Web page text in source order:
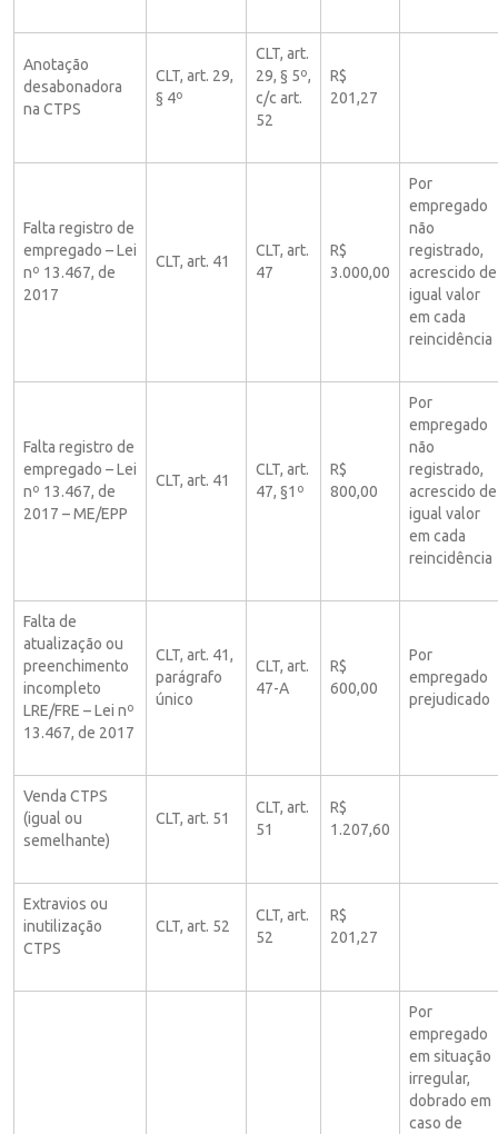
Anotação
desabonadora
na CTPS
CLT, art. 29,
§ 4º
CLT, art.
29, § 5º,
c/c art.
52
R$
201,27
Falta registro de
empregado – Lei
nº 13.467, de
2017
CLT, art. 41
CLT, art.
47
R$
3.000,00
Por
empregado
não
registrado,
acrescido de
igual valor
em cada
reincidência
Falta registro de
empregado – Lei
nº 13.467, de
2017 – ME/EPP
CLT, art. 41
CLT, art.
47, §1º
R$
800,00
Por
empregado
não
registrado,
acrescido de
igual valor
em cada
reincidência
Falta de
atualização ou
preenchimento
incompleto
LRE/FRE – Lei nº
13.467, de 2017
CLT, art. 41,
parágrafo
único
CLT, art.
47-A
R$
600,00
Por
empregado
prejudicado
Venda CTPS
(igual ou
semelhante)
CLT, art. 51
CLT, art.
51
R$
1.207,60
Extravios ou
inutilização
CTPS
CLT, art. 52
CLT, art.
52
R$
201,27
Por
empregado
em situação
irregular,
dobrado em
caso de